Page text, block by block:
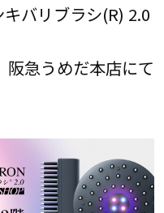
バリブラシ(R) 2.0
阪急うめだ本店にて